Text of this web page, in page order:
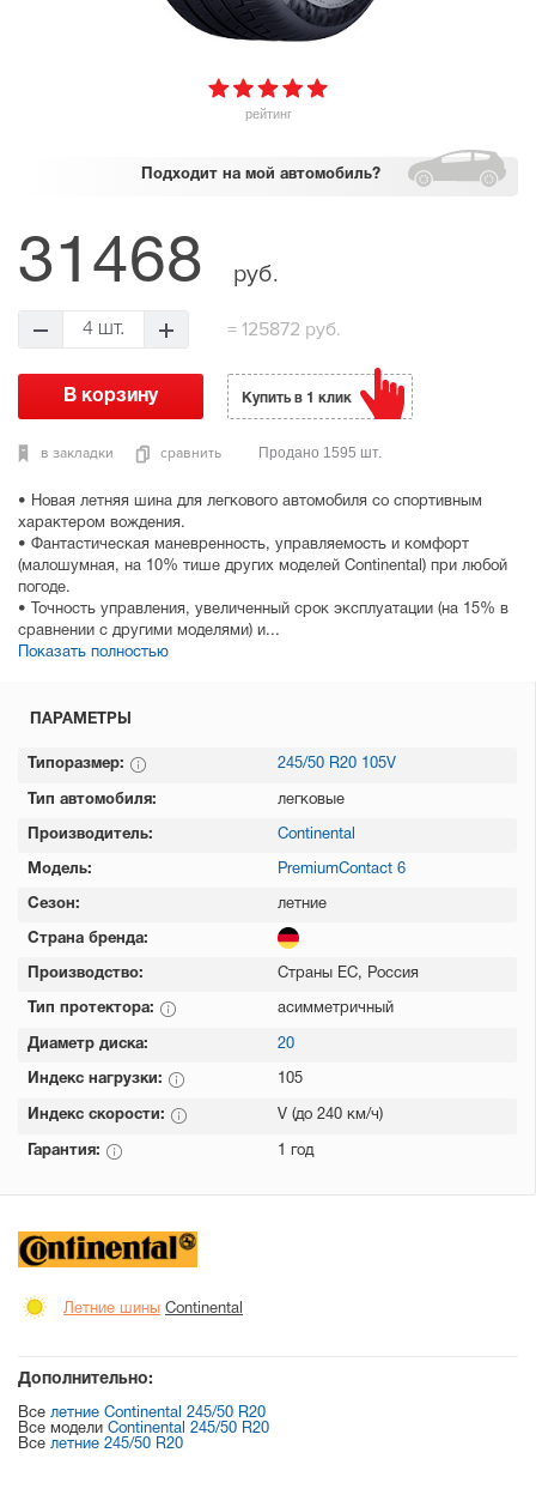
рейтинг
Подходит на мой автомобиль?
• Новая летняя шина для легкового автомобиля со спортивным
характером вождения.
• Фантастическая маневренность, управляемость и комфорт
(малошумная, на 10% тише других моделей Continental) при любой
погоде.
• Точность управления, увеличенный срок эксплуатации (на 15% в
сравнении с другими моделями) и...
Показать полностью
31468 руб.
4 шт. = 125872 руб.
в закладки сравнить
Купить в 1 клик
Продано 1595 шт.
ПАРАМЕТРЫ
Типоразмер: 245/50 R20 105V
Тип автомобиля: легковые
Производитель: Continental
Модель: PremiumContact 6
Сезон: летние
Страна бренда:
Производство: Страны ЕС, Россия
Тип протектора: асимметричный
Диаметр диска: 20
Индекс нагрузки: 105
Индекс скорости: V (до 240 км/ч)
Гарантия: 1 год
Летние шины Continental
Дополнительно:
Все летние Continental 245/50 R20
Все модели Continental 245/50 R20
Все летние 245/50 R20